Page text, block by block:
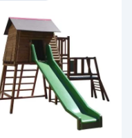
Image 1 sur 3